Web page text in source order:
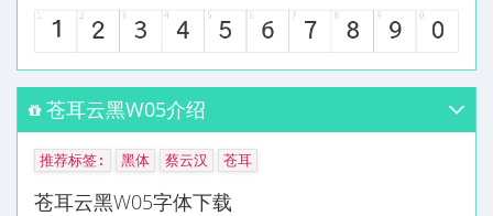
苍耳云黑W05介绍
推荐标签: 黑体 蔡云汉 苍耳
苍耳云黑W05字体下载